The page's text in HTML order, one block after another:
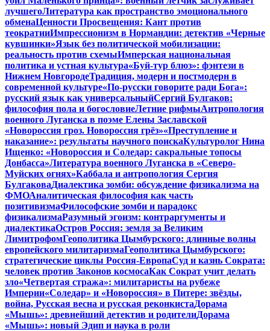
лучшегоЛитература как пространство эмоционального
обменаЦенности Просвещения: Кант против
теократииИмпрессионизм в Нормандии: детектив «Черные
кувшинки»Язык без политической мобилизации:
реальность против схемыИмперская национальная
политика и устная культура«Буй-тур блюз»: фэнтези в
Нижнем НовгородеТрадиция, модерн и постмодерн в
современной культуре«По-русски говорите ради Бога»:
русский язык как универсальныйСергий Булгаков:
философия пола и богословиеЛетние рифмыАнтропология
военного Луганска в поэме Елены Заславской
«Новороссия гроз. Новороссия грёз»«Преступление и
наказание»: результаты научного поискаКультуролог Нина
Ищенко: «Новороссия и Соледар: сакральные топосы
Донбасса»Литература военного Луганска в «Северо-
Муйских огнях»Каббала и антропология Сергия
БулгаковаДиалектика зомби: обсуждение физикализма на
ФМОАналитическая философия как часть
позитивизмаФилософские зомби и парадокс
физикализмаРазумный эгоизм: контраргументы и
диалектикаОстров Россия: земля за Великим
ЛимитрофомГеополитика Цымбурского: длинные волны
европейского милитаризмаГеополитика Цымбурского:
стратегические циклы Россия-ЕвропаСуд и казнь Сократа:
человек против Законов космосаКак Сократ учит делать
зло«Четвертая стража»: милитаристы на рубеже
Империи«Соледар» и «Новороссия» в Питере: звёзды,
война, Русская весна и русская реконкистаДорама
«Мышь»: древнейший детектив и родителиДорама
«Мышь»: новый Эдип и наука в роли